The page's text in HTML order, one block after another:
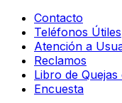
Contacto
Teléfonos Útiles
Atención a
Reclamos
Libro de
Encuesta